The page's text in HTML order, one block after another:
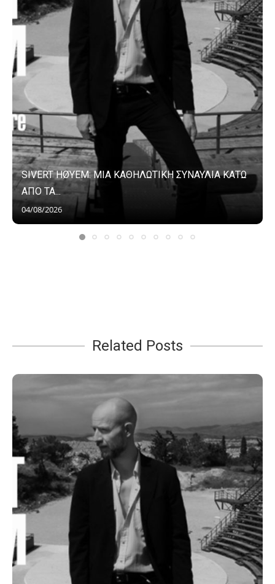
SIVERT HØYEM: ΜΙΑ ΚΑΘΗΛΩΤΙΚΗ ΣΥΝΑΥΛΙΑ ΚΑΤΩ
ΑΠΟ ΤΑ...
04/08/2026
Related Posts